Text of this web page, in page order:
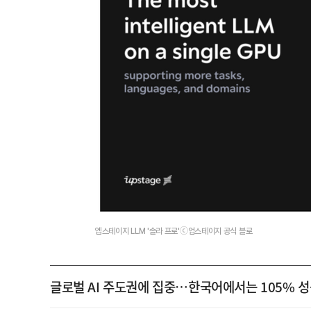
엡스테이지 LLM '솔라 프로'ⓒ업스테이지 공식 블로
글로벌 AI 주도권에 집중…한국어에서는 105%